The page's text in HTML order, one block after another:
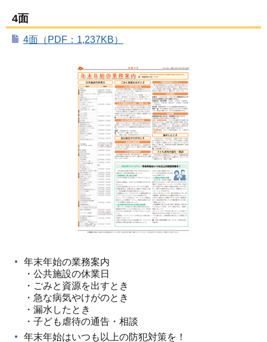
4面
4面（PDF：1,237KB）
年末年始の業務案内
・公共施設の休業日
・ごみと資源を出すとき
・急な病気やけがのとき
・漏水したとき
・子ども虐待の通告・相談
年末年始はいつも以上の防犯対策を！